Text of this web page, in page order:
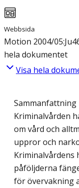
Webbsida
Motion 2004/
hela dokumentet
Visa hela
Sammanfattning
Kriminalvården
om vård och
uppror och
påföljderna
för övervakning